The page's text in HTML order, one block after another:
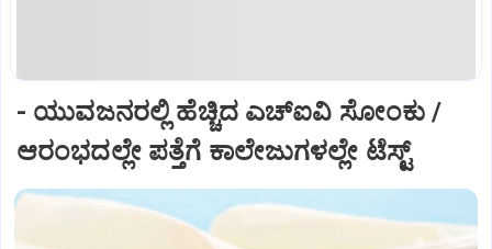
- ಯುವಜನರಲ್ಲಿ ಹೆಚ್ಚಿದ ಎಚ್‌ಐವಿ ಸೋಂಕು /
ಆರಂಭದಲ್ಲೇ ಪತ್ತೆಗೆ ಕಾಲೇಜುಗಳಲ್ಲೇ ಟೆಸ್ಟ್